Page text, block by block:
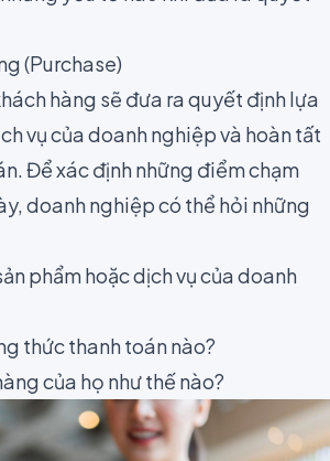
(Purchase)
hàng sẽ đưa ra quyết định lựa
vụ của doanh nghiệp và hoàn tất
Để xác định những điểm chạm
doanh nghiệp có thể hỏi những
phẩm hoặc dịch vụ của doanh
thức thanh toán nào?
của họ như thế nào?